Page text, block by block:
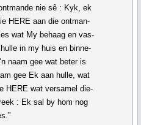
nie sê : Kyk, ek
HERE aan die ontman-
wat My behaag en vas-
in my huis en binne-
naam gee wat beter is
gee Ek aan hulle, wat
HERE wat versamel die-
: Ek sal by hom nog